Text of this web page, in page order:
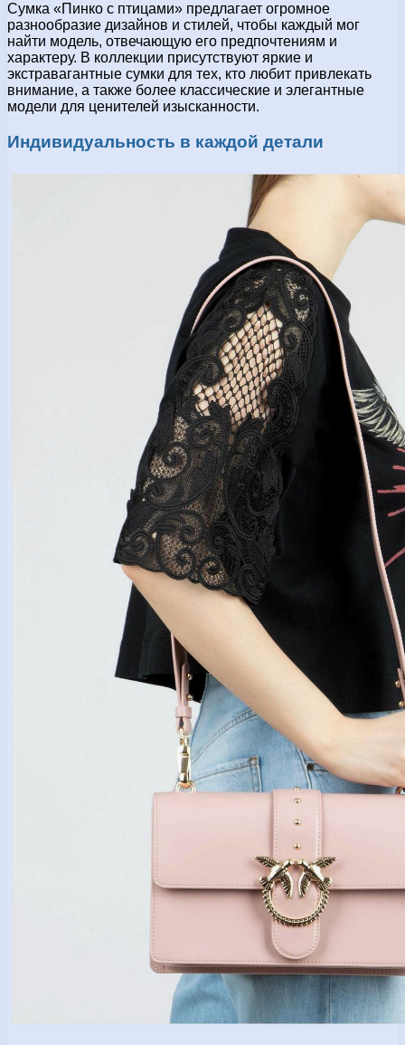
Сумка «Пинко с птицами» предлагает огромное
разнообразие дизайнов и стилей, чтобы каждый мог
найти модель, отвечающую его предпочтениям и
характеру. В коллекции присутствуют яркие и
экстравагантные сумки для тех, кто любит привлекать
внимание, а также более классические и элегантные
модели для ценителей изысканности.
Индивидуальность в каждой детали